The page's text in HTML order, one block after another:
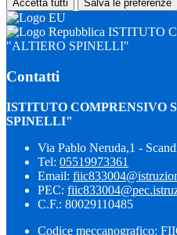
Accetta tutti Salva le preferenze
ISTITUTO
"ALTIERO SPINELLI"
Contatti
ISTITUTO COMPRENSIVO
SPINELLI"
Via Pablo Neruda,1 -
Tel: 05519973361
Email:
PEC:
C.F.: 80029110485
Codice meccanografico: